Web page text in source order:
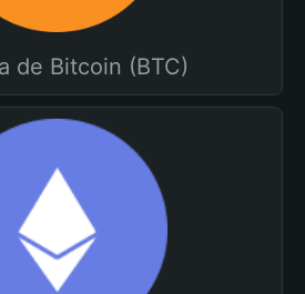
de Bitcoin (BTC)